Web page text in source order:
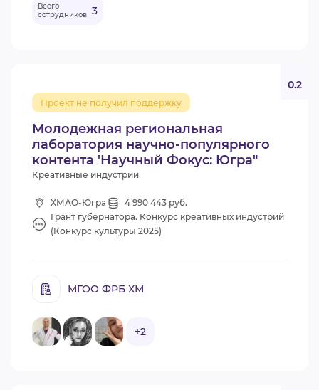
Всего
сотрудников 3
Молодежная региональная
лаборатория научно-популярного
контента 'Научный Фокус: Югра"
Проект не получил поддержку
0.2
Креативные индустрии
ХМАО-Югра
4 990 443 руб.
Грант губернатора. Конкурс креативных индустрий
(Конкурс культуры 2025)
МГОО ФРБ ХМ
+2